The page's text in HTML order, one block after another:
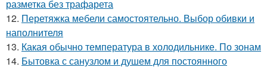
разметка без трафарета
12. Перетяжка мебели самостоятельно. Выбор обивки и
наполнителя
13. Какая обычно температура в холодильнике. По зонам
14. Бытовка с санузлом и душем для постоянного